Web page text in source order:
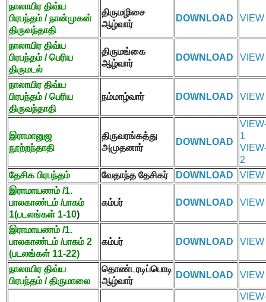
நாலாயிர திவ்ய
பிரபந்தம் / நான்முகன்
திருவந்தாதி
திருமழிசை
ஆழ்வார்
DOWNLOAD VIEW
நாலாயிர திவ்ய
பிரபந்தம் / பெரிய
திருமடல்
திருமங்கை
ஆழ்வார்
DOWNLOAD VIEW
நாலாயிர திவ்ய
பிரபந்தம் / பெரிய
திருவந்தாதி
நம்மாழ்வார் DOWNLOAD VIEW
இராமானுஜ
நூற்றந்தாதி
திருவரங்கத்து
அமுதனார்
DOWNLOAD
1
2
தேசிக பிரபந்தம்
வேதாந்த தேசிகர் DOWNLOAD
VIEW
இராமாயணம் /1.
பாலகாண்டம் /பாகம்
1(படலங்கள் 1-10)
கம்பர் DOWNLOAD VIEW
இராமாயணம் /1.
பாலகாண்டம் /பாகம் 2
(படலங்கள் 11-22)
கம்பர் DOWNLOAD VIEW
நாலாயிர திவ்ய
பிரபந்தம் / திருமாலை
தொண்டரடிப்பொடி
ஆழ்வார்
DOWNLOAD VIEW